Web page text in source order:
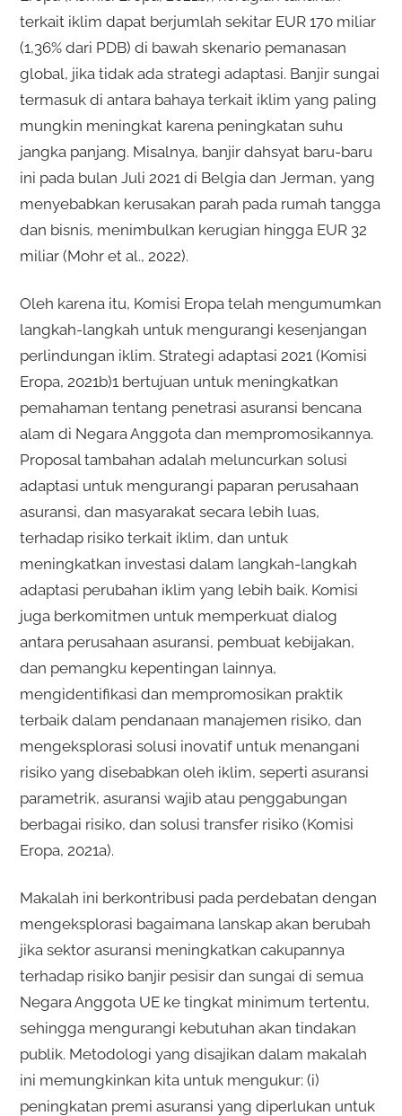
terkait iklim dapat berjumlah sekitar EUR 170 miliar
(1,36% dari PDB) di bawah skenario pemanasan
global, jika tidak ada strategi adaptasi. Banjir sungai
termasuk di antara bahaya terkait iklim yang paling
mungkin meningkat karena peningkatan suhu
jangka panjang. Misalnya, banjir dahsyat baru-baru
ini pada bulan Juli 2021 di Belgia dan Jerman, yang
menyebabkan kerusakan parah pada rumah tangga
dan bisnis, menimbulkan kerugian hingga EUR 32
miliar (Mohr et al., 2022).
Oleh karena itu, Komisi Eropa telah mengumumkan
langkah-langkah untuk mengurangi kesenjangan
perlindungan iklim. Strategi adaptasi 2021 (Komisi
Eropa, 2021b)1 bertujuan untuk meningkatkan
pemahaman tentang penetrasi asuransi bencana
alam di Negara Anggota dan mempromosikannya.
Proposal tambahan adalah meluncurkan solusi
adaptasi untuk mengurangi paparan perusahaan
asuransi, dan masyarakat secara lebih luas,
terhadap risiko terkait iklim, dan untuk
meningkatkan investasi dalam langkah-langkah
adaptasi perubahan iklim yang lebih baik. Komisi
juga berkomitmen untuk memperkuat dialog
antara perusahaan asuransi, pembuat kebijakan,
dan pemangku kepentingan lainnya,
mengidentifikasi dan mempromosikan praktik
terbaik dalam pendanaan manajemen risiko, dan
mengeksplorasi solusi inovatif untuk menangani
risiko yang disebabkan oleh iklim, seperti asuransi
parametrik, asuransi wajib atau penggabungan
berbagai risiko, dan solusi transfer risiko (Komisi
Eropa, 2021a).
Makalah ini berkontribusi pada perdebatan dengan
mengeksplorasi bagaimana lanskap akan berubah
jika sektor asuransi meningkatkan cakupannya
terhadap risiko banjir pesisir dan sungai di semua
Negara Anggota UE ke tingkat minimum tertentu,
sehingga mengurangi kebutuhan akan tindakan
publik. Metodologi yang disajikan dalam makalah
ini memungkinkan kita untuk mengukur: (i)
peningkatan premi asuransi yang diperlukan untuk